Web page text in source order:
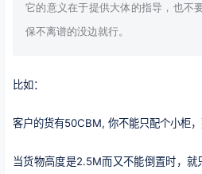
它的意义在于提供大体的指导，也不
保不离谱的没边就行。
比如：
客户的货有50CBM, 你不能只配个小柜，
当货物高度是2.5M而又不能倒置时，